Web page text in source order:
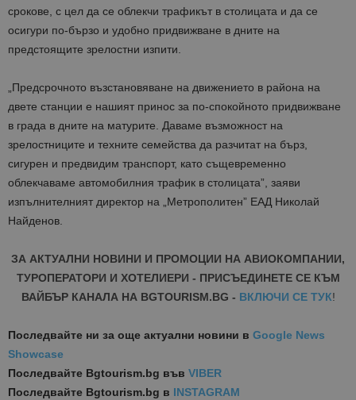
срокове, с цел да се облекчи трафикът в столицата и да се
осигури по-бързо и удобно придвижване в дните на
предстоящите зрелостни изпити.
„Предсрочното възстановяване на движението в района на
двете станции е нашият принос за по-спокойното придвижване
в града в дните на матурите. Даваме възможност на
зрелостниците и техните семейства да разчитат на бърз,
сигурен и предвидим транспорт, като същевременно
облекчаваме автомобилния трафик в столицата”, заяви
изпълнителният директор на „Метрополитен” ЕАД Николай
Найденов.
ЗА АКТУАЛНИ НОВИНИ И ПРОМОЦИИ НА АВИОКОМПАНИИ,
ТУРОПЕРАТОРИ И ХОТЕЛИЕРИ - ПРИСЪЕДИНЕТЕ СЕ КЪМ
ВАЙБЪР КАНАЛА НА BGTOURISM.BG - ВКЛЮЧИ СЕ ТУК!
Последвайте ни за още актуални новини в Google News
Showcase
Последвайте Bgtourism.bg във VIBER
Последвайте Bgtourism.bg в INSTAGRAM